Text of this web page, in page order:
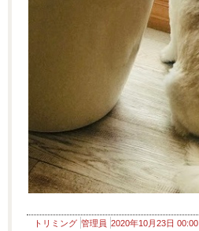
トリミング 管理員 2020年10月23日 00:00